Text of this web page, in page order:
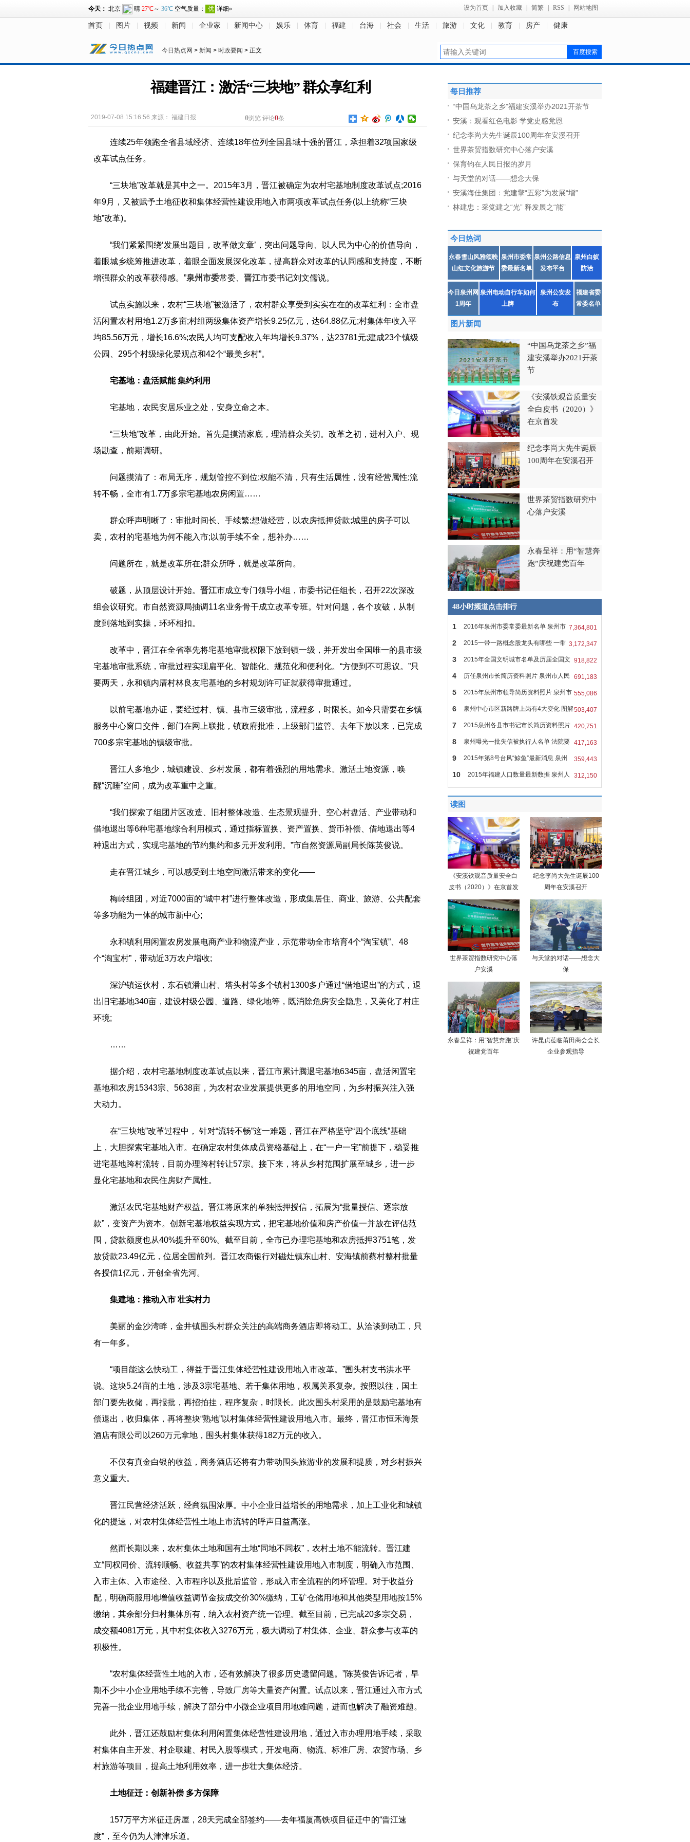
设为首页 加入收藏 简繁 RSS 网站地图
首页 图片 视频 新闻 企业家 新闻中心 娱乐 体育 福建 台海 社会 生活 旅游 文化 教育 房产 健康
今日热点网 > 新闻 > 时政要闻 > 正文
福建晋江：激活“三块地” 群众享红利
2019-07-08 15:16:56 来源： 福建日报 0浏览 评论0条
连续25年领跑全省县域经济、连续18年位列全国县域十强的晋江，承担着32项国家级
改革试点任务。
“三块地”改革就是其中之一。2015年3月，晋江被确定为农村宅基地制度改革试点;2016
年9月，又被赋予土地征收和集体经营性建设用地入市两项改革试点任务(以上统称“三块
地”改革)。
“我们紧紧围绕‘发展出题目，改革做文章’，突出问题导向、以人民为中心的价值导向，
着眼城乡统筹推进改革，着眼全面发展深化改革，提高群众对改革的认同感和支持度，不断
增强群众的改革获得感。”泉州市委常委、 晋江市委书记刘文儒说。
试点实施以来，农村“三块地”被激活了，农村群众享受到实实在在的改革红利：全市盘
活闲置农村用地1.2万多亩;村组两级集体资产增长9.25亿元，达64.88亿元;村集体年收入平
均85.56万元，增长16.6%;农民人均可支配收入年均增长9.37%，达23781元;建成23个镇级
公园、295个村级绿化景观点和42个“最美乡村”。
宅基地：盘活赋能 集约利用
宅基地，农民安居乐业之处，安身立命之本。
“三块地”改革，由此开始。首先是摸清家底，理清群众关切。改革之初，进村入户、现
场勘查，前期调研。
问题摸清了：布局无序，规划管控不到位;权能不清，只有生活属性，没有经营属性;流
转不畅，全市有1.7万多宗宅基地农房闲置……
群众呼声明晰了：审批时间长、手续繁;想做经营，以农房抵押贷款;城里的房子可以
卖，农村的宅基地为何不能入市;以前手续不全，想补办……
问题所在，就是改革所在;群众所呼，就是改革所向。
破题，从顶层设计开始。 晋江市成立专门领导小组，市委书记任组长，召开22次深改
组会议研究。市自然资源局抽调11名业务骨干成立改革专班。针对问题，各个攻破，从制
度到落地到实操，环环相扣。
改革中，晋江在全省率先将宅基地审批权限下放到镇一级，并开发出全国唯一的县市级
宅基地审批系统，审批过程实现扁平化、智能化、规范化和便利化。“方便到不可思议。”只
要两天，永和镇内厝村林良友宅基地的乡村规划许可证就获得审批通过。
以前宅基地办证，要经过村、镇、县市三级审批，流程多，时限长。如今只需要在乡镇
服务中心窗口交件，部门在网上联批，镇政府批准，上级部门监管。去年下放以来，已完成
700多宗宅基地的镇级审批。
晋江人多地少，城镇建设、乡村发展，都有着强烈的用地需求。激活土地资源，唤
醒“沉睡”空间，成为改革重中之重。
“我们探索了组团片区改造、旧村整体改造、生态景观提升、空心村盘活、产业带动和
借地退出等6种宅基地综合利用模式，通过指标置换、资产置换、货币补偿、借地退出等4
种退出方式，实现宅基地的节约集约和多元开发利用。”市自然资源局副局长陈英俊说。
走在晋江城乡，可以感受到土地空间激活带来的变化——
梅岭组团，对近7000亩的“城中村”进行整体改造，形成集居住、商业、旅游、公共配套
等多功能为一体的城市新中心;
永和镇利用闲置农房发展电商产业和物流产业，示范带动全市培育4个“淘宝镇”、48
个“淘宝村”，带动近3万农户增收;
深沪镇运伙村，东石镇潘山村、塔头村等多个镇村1300多户通过“借地退出”的方式，退
出旧宅基地340亩，建设村级公园、道路、绿化地等，既消除危房安全隐患，又美化了村庄
环境;
……
据介绍，农村宅基地制度改革试点以来，晋江市累计腾退宅基地6345亩，盘活闲置宅
基地和农房15343宗、5638亩，为农村农业发展提供更多的用地空间，为乡村振兴注入强
大动力。
在“三块地”改革过程中， 针对“流转不畅”这一难题，晋江在严格坚守“四个底线”基础
上，大胆探索宅基地入市。在确定农村集体成员资格基础上，在“一户一宅”前提下，稳妥推
进宅基地跨村流转，目前办理跨村转让57宗。接下来，将从乡村范围扩展至城乡，进一步
显化宅基地和农民住房财产属性。
激活农民宅基地财产权益。晋江将原来的单独抵押授信，拓展为“批量授信、逐宗放
款”，变资产为资本。创新宅基地权益实现方式，把宅基地价值和房产价值一并放在评估范
围，贷款额度也从40%提升至60%。截至目前，全市已办理宅基地和农房抵押3751笔，发
放贷款23.49亿元，位居全国前列。晋江农商银行对磁灶镇东山村、安海镇前蔡村整村批量
各授信1亿元，开创全省先河。
集建地：推动入市 壮实村力
美丽的金沙湾畔，金井镇围头村群众关注的高端商务酒店即将动工。从洽谈到动工，只
有一年多。
“项目能这么快动工，得益于晋江集体经营性建设用地入市改革。”围头村支书洪水平
说。这块5.24亩的土地，涉及3宗宅基地、若干集体用地，权属关系复杂。按照以往，国土
部门要先收储，再报批，再招拍挂，程序复杂，时限长。此次围头村采用的是鼓励宅基地有
偿退出，收归集体，再将整块“熟地”以村集体经营性建设用地入市。最终，晋江市恒禾海景
酒店有限公司以260万元拿地，围头村集体获得182万元的收入。
不仅有真金白银的收益，商务酒店还将有力带动围头旅游业的发展和提质，对乡村振兴
意义重大。
晋江民营经济活跃，经商氛围浓厚。中小企业日益增长的用地需求，加上工业化和城镇
化的提速，对农村集体经营性土地上市流转的呼声日益高涨。
然而长期以来，农村集体土地和国有土地“同地不同权”，农村土地不能流转。晋江建
立“同权同价、流转顺畅、收益共享”的农村集体经营性建设用地入市制度，明确入市范围、
入市主体、入市途径、入市程序以及批后监管，形成入市全流程的闭环管理。对于收益分
配，明确商服用地增值收益调节金按成交价30%缴纳，工矿仓储用地和其他类型用地按15%
缴纳，其余部分归村集体所有，纳入农村资产统一管理。截至目前，已完成20多宗交易，
成交额4081万元，其中村集体收入3276万元，极大调动了村集体、企业、群众参与改革的
积极性。
“农村集体经营性土地的入市，还有效解决了很多历史遗留问题。”陈英俊告诉记者，早
期不少中小企业用地手续不完善，导致厂房等大量资产闲置。试点以来，晋江通过入市方式
完善一批企业用地手续，解决了部分中小微企业项目用地难问题，进而也解决了融资难题。
此外，晋江还鼓励村集体利用闲置集体经营性建设用地，通过入市办理用地手续，采取
村集体自主开发、村企联建、村民入股等模式，开发电商、物流、标准厂房、农贸市场、乡
村旅游等项目，提高土地利用效率，进一步壮大集体经济。
土地征迁：创新补偿 多方保障
157万平方米征迁房屋，28天完成全部签约——去年福厦高铁项目征迁中的“晋江速
度”，至今仍为人津津乐道。
每日推荐
“中国乌龙茶之乡”福建安溪举办2021开茶节
安溪：观看红色电影 学党史感党恩
纪念李尚大先生诞辰100周年在安溪召开
世界茶贸指数研究中心落户安溪
保育钧在人民日报的岁月
与天堂的对话——想念大保
安溪海佳集团：党建擎“五彩”为发展“增”
林建忠：采党建之“光” 释发展之“能”
今日热词
永春雪山风雅颂映
山红文化旅游节
泉州市委常
委最新名单
泉州公路信息
发布平台
泉州白蚁
防治
今日泉州网
1周年
泉州电动自行车如何
上牌
泉州公安发
布
福建省委
常委名单
图片新闻
“中国乌龙茶之乡”福
建安溪举办2021开茶
节
《安溪铁观音质量安
全白皮书（2020）》
在京首发
纪念李尚大先生诞辰
100周年在安溪召开
世界茶贸指数研究中
心落户安溪
永春呈祥：用“智慧奔
跑”庆祝建党百年
48小时频道点击排行
7,364,801
1 2016年泉州市委常委最新名单 泉州市
县 3,172,347
2 2015一带一路概念股龙头有哪些 一带
一 918,822
3 2015年全国文明城市名单及历届全国文
明 691,183
4 历任泉州市长简历资料照片 泉州市人民
555,086
5 2015年泉州市领导简历资料照片 泉州市
503,407
6 泉州中心市区新路牌上岗有4大变化 图解
420,751
7 2015泉州各县市书记市长简历资料照片
417,163
8 泉州曝光一批失信被执行人名单 法院要
359,443
9 2015年第8号台风“鲸鱼”最新消息 泉州
312,150
10 2015年福建人口数量最新数据 泉州人
口8
读图
《安溪铁观音质量安全白
皮书（2020）》在京首发
纪念李尚大先生诞辰100
周年在安溪召开
世界茶贸指数研究中心落
户安溪
与天堂的对话——想念大
保
永春呈祥：用“智慧奔跑”庆
祝建党百年
许昆贞莅临莆田商会会长
企业参观指导